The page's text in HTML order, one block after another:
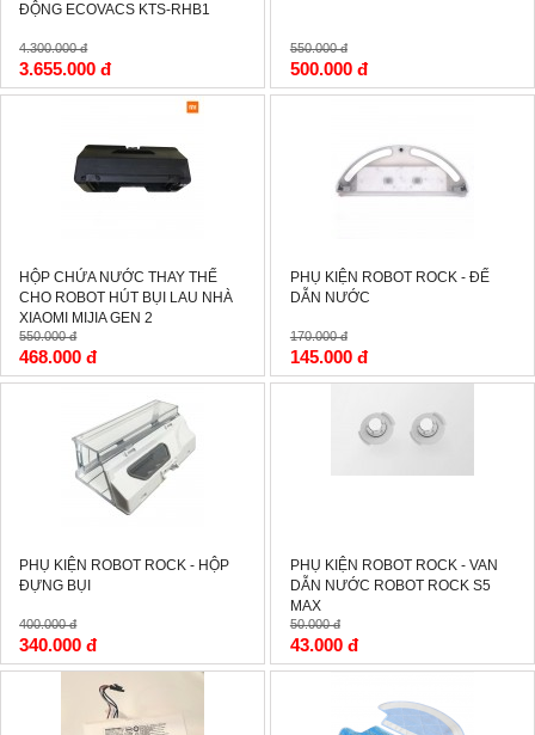
ĐỘNG ECOVACS KTS-RHB1
4.300.000 đ
3.655.000 đ
550.000 đ
500.000 đ
HỘP CHỨA NƯỚC THAY THẾ
CHO ROBOT HÚT BỤI LAU NHÀ
XIAOMI MIJIA GEN 2
550.000 đ
468.000 đ
PHỤ KIỆN ROBOT ROCK - ĐẾ
DẪN NƯỚC
170.000 đ
145.000 đ
PHỤ KIỆN ROBOT ROCK - HỘP
ĐỰNG BỤI
400.000 đ
340.000 đ
PHỤ KIỆN ROBOT ROCK - VAN
DẪN NƯỚC ROBOT ROCK S5
MAX
50.000 đ
43.000 đ